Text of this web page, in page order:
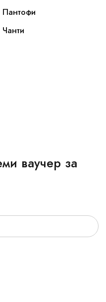
Пантофи
Чанти
ваучер за